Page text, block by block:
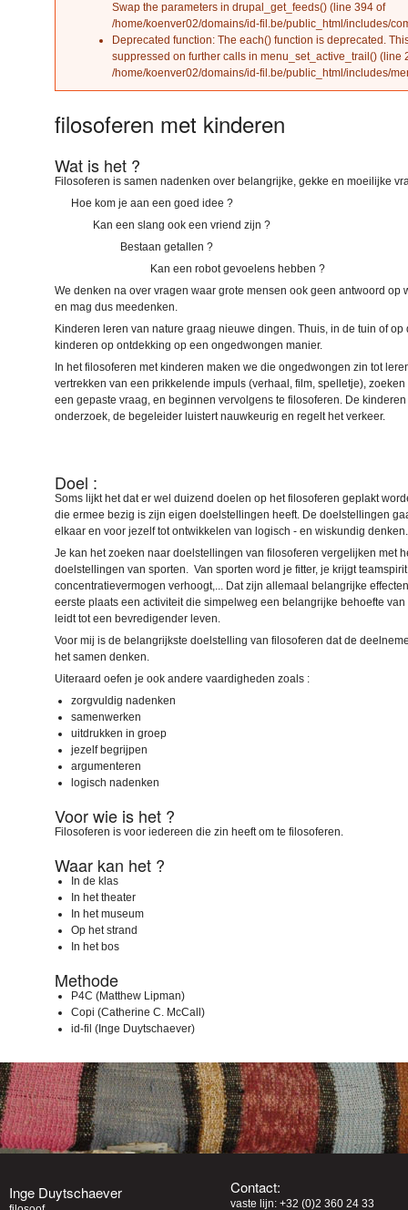
Swap the parameters in drupal_get_feeds() (line 394 of
/home/koenver02/domains/id-fil.be/public_html/includes/
Deprecated function: The each() function is deprecated.
suppressed on further calls in menu_set_active_trail() (line
/home/koenver02/domains/id-fil.be/public_html/includes/
filosoferen met kinderen
Wat is het ?
Filosoferen is samen nadenken over belangrijke, gekke en moeilijke
Hoe kom je aan een goed idee ?
Kan een slang ook een vriend zijn ?
Bestaan getallen ?
Kan een robot gevoelens hebben ?
We denken na over vragen waar grote mensen ook geen antwoord op
en mag dus meedenken.
Kinderen leren van nature graag nieuwe dingen. Thuis, in de tuin of op
kinderen op ontdekking op een ongedwongen manier.
In het filosoferen met kinderen maken we die ongedwongen zin tot
vertrekken van een prikkelende impuls (verhaal, film, spelletje),
een gepaste vraag, en beginnen vervolgens te filosoferen. De
onderzoek, de begeleider luistert nauwkeurig en regelt het verkeer.
Doel :
Soms lijkt het dat er wel duizend doelen op het filosoferen geplakt
die ermee bezig is zijn eigen doelstellingen heeft. De doelstellingen
elkaar en voor jezelf tot ontwikkelen van logisch - en wiskundig
Je kan het zoeken naar doelstellingen van filosoferen vergelijken met
doelstellingen van sporten. Van sporten word je fitter, je krijgt
concentratievermogen verhoogt,... Dat zijn allemaal belangrijke
eerste plaats een activiteit die simpelweg een belangrijke behoefte
leidt tot een bevredigender leven.
Voor mij is de belangrijkste doelstelling van filosoferen dat de
het samen denken.
Uiteraard oefen je ook andere vaardigheden zoals :
zorgvuldig nadenken
samenwerken
uitdrukken in groep
jezelf begrijpen
argumenteren
logisch nadenken
Voor wie is het ?
Filosoferen is voor iedereen die zin heeft om te filosoferen.
Waar kan het ?
In de klas
In het theater
In het museum
Op het strand
In het bos
Methode
P4C (Matthew Lipman)
Copi (Catherine C. McCall)
id-fil (Inge Duytschaever)
Inge Duytschaever Contact:
vaste lijn: +32 (0)2 360 24 33